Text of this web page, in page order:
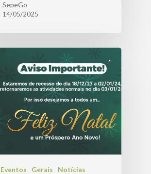
SepeGo
14/05/2025
Eventos Gerais
Notícias